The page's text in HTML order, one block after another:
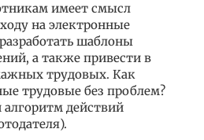
имеет смысл
на электронные
шаблоны
а также привести в
трудовых. Как
трудовые без проблем?
действий